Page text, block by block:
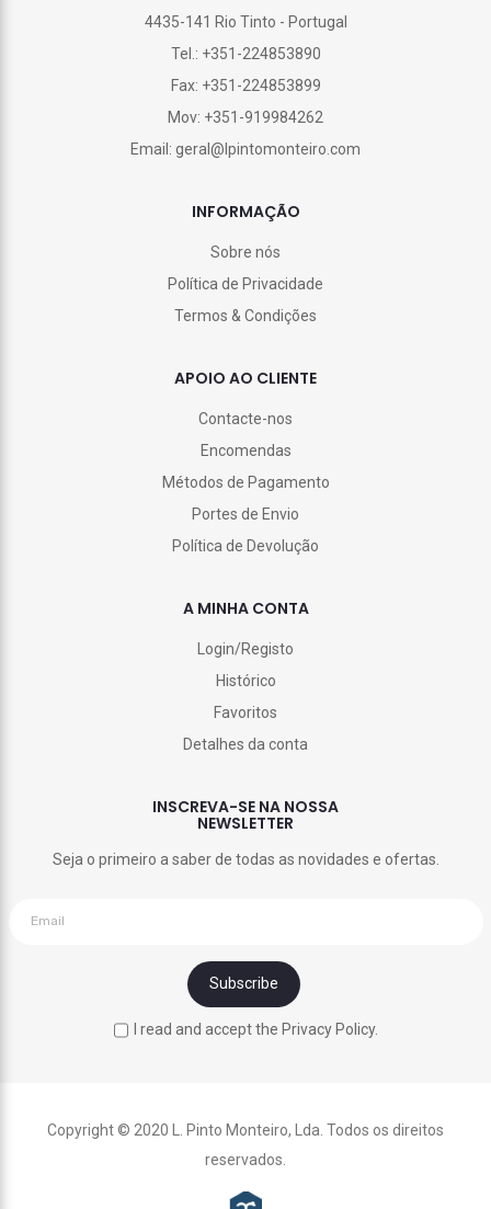
4435-141 Rio Tinto - Portugal
Tel.: +351-224853890
Fax: +351-224853899
Mov: +351-919984262
Email: geral@lpintomonteiro.com
INFORMAÇÃO
Sobre nós
Política de Privacidade
Termos & Condições
APOIO AO CLIENTE
Contacte-nos
Encomendas
Métodos de Pagamento
Portes de Envio
Política de Devolução
A MINHA CONTA
Login/Registo
Histórico
Favoritos
Detalhes da conta
INSCREVA-SE NA NOSSA
NEWSLETTER
Seja o primeiro a saber de todas as novidades e ofertas.
I read and accept the Privacy Policy.
Copyright © 2020 L. Pinto Monteiro, Lda. Todos os direitos
reservados.